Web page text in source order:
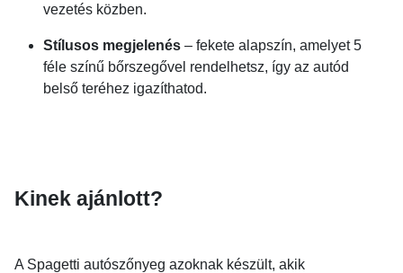
vezetés közben.
Stílusos megjelenés – fekete alapszín, amelyet 5
féle színű bőrszegővel rendelhetsz, így az autód
belső teréhez igazíthatod.
Kinek ajánlott?
A Spagetti autószőnyeg azoknak készült, akik